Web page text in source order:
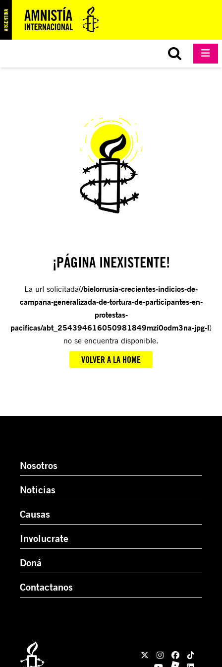
¡PÁGINA INEXISTENTE!
La url solicitada(/bielorrusia-crecientes-indicios-de-
campana-generalizada-de-tortura-de-participantes-en-
protestas-
pacificas/abt_254394616050981849mzi0odm3na-jpg-l)
no se encuentra disponible.
VOLVER A LA HOME
Nosotros
Noticias
Causas
Involucrate
Doná
Contactanos